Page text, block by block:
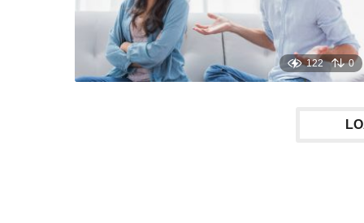
122 0